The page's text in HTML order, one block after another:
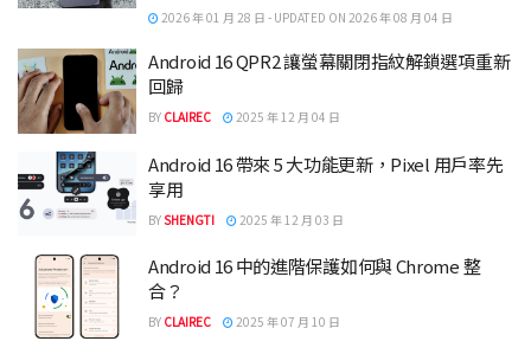
2026 年 01 月 28 日 - UPDATED ON 2026 年 08 月 04 日
Android 16 QPR2 讓螢幕關閉指紋解鎖選項重新
回歸
BY CLAIREC 2025 年 12 月 04 日
Android 16 帶來 5 大功能更新，Pixel 用戶率先
享用
BYSHENGTI 2025 年 12 月 03 日
Android 16 中的進階保護如何與 Chrome 整
合？
BY CLAIREC 2025 年 07 月 10 日